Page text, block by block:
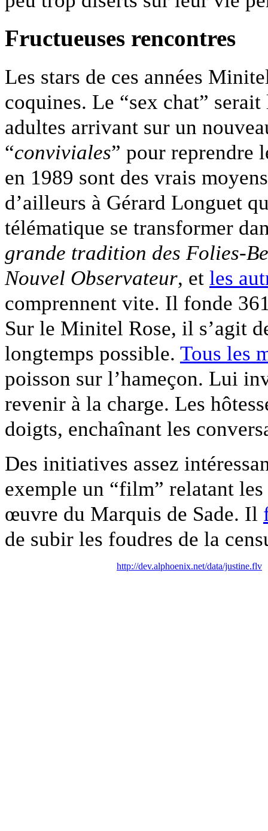
Fructueuses rencontres
Les stars de ces années
coquines. Le “sex chat”
adultes arrivant sur un
“conviviales” pour reprendre
en 1989 sont des vrais
d’ailleurs à Gérard Longuet
télématique se transformer
grande tradition des Folies-
Nouvel Observateur, et les
comprennent vite. Il fonde
Sur le Minitel Rose, il s’agit
longtemps possible. Tous les
poisson sur l’hameçon. Lui
revenir à la charge. Les
doigts, enchaînant les
Des initiatives assez
exemple un “film” relatant
œuvre du Marquis de Sade. Il
de subir les foudres de la
http://dev.alphoenix.net/data/justine.flv